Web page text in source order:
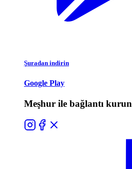
Şuradan indirin
Google Play
Meşhur ile bağlantı kurun